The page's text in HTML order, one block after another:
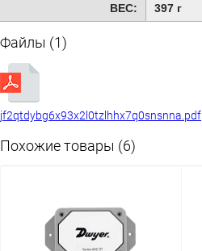
ВЕС:
397 г
Файлы (1)
jf2qtdybg6x93x2l0tzlhhx7q0snsnna.pdf
Похожие товары (6)